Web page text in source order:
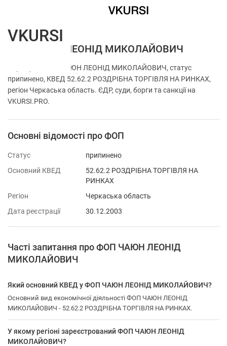
ФОП ЧАЮН ЛЕОНІД МИКОЛАЙОВИЧ
Перевірка ФОП ЧАЮН ЛЕОНІД МИКОЛАЙОВИЧ, статус
припинено, КВЕД 52.62.2 РОЗДРІБНА ТОРГІВЛЯ НА РИНКАХ,
регіон Черкаська область. ЄДР, суди, борги та санкції на
VKURSI.PRO.
Основні відомості про ФОП
Статус
припинено
Основний КВЕД
52.62.2 РОЗДРІБНА ТОРГІВЛЯ НА
РИНКАХ
Регіон
Черкаська область
Дата реєстрації
30.12.2003
Часті запитання про ФОП ЧАЮН ЛЕОНІД
МИКОЛАЙОВИЧ
Який основний КВЕД у ФОП ЧАЮН ЛЕОНІД МИКОЛАЙОВИЧ?
Основний вид економічної діяльності ФОП ЧАЮН ЛЕОНІД
МИКОЛАЙОВИЧ - 52.62.2 РОЗДРІБНА ТОРГІВЛЯ НА РИНКАХ.
У якому регіоні зареєстрований ФОП ЧАЮН ЛЕОНІД
МИКОЛАЙОВИЧ?
VKURSI